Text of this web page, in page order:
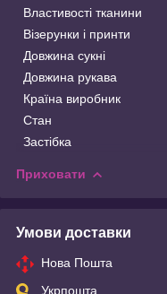
Властивості тканини
Візерунки і принти
Довжина сукні
Довжина рукава
Країна виробник
Стан
Застібка
Приховати
Умови доставки
Нова Пошта
Укрпошта